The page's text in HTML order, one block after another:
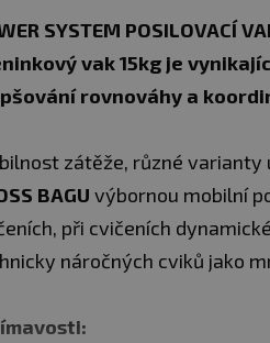
SYSTEM POSILOVACÍ
vak 15kg je
rovnováhy a
zátěže, různé
BAGU výbornou mobilní
při cvičeních
náročných cviků jako